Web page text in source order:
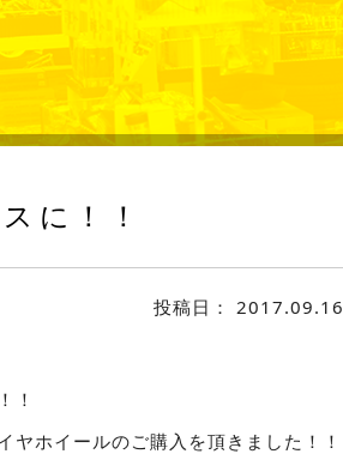
に！！
投稿日： 2017.09.16
！
ヤホイールのご購入を頂きました！！